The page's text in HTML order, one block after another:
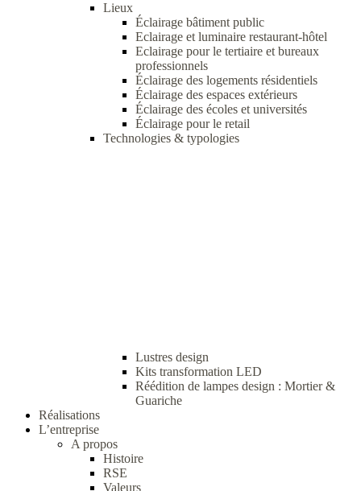
Lieux
Éclairage bâtiment public
Eclairage et luminaire restaurant-hôtel
Eclairage pour le tertiaire et bureaux
professionnels
Éclairage des logements résidentiels
Éclairage des espaces extérieurs
Éclairage des écoles et universités
Éclairage pour le retail
Technologies & typologies
Lustres design
Kits transformation LED
Réédition de lampes design : Mortier &
Guariche
Réalisations
L’entreprise
A propos
Histoire
RSE
Valeurs